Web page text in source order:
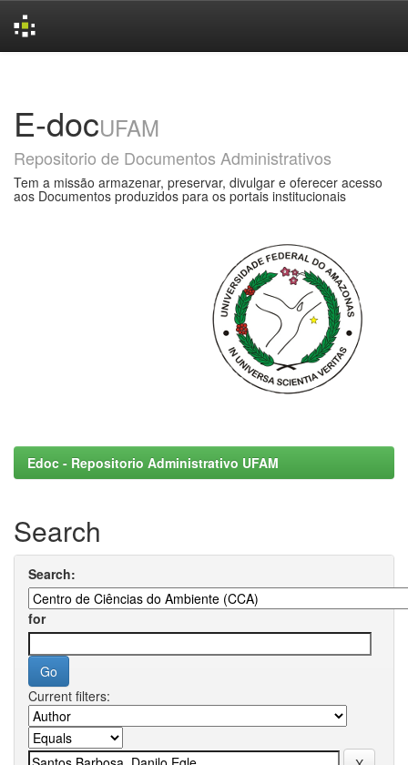
E-docUFAM
Repositorio de Documentos Administrativos
Tem a missão armazenar, preservar, divulgar e oferecer acesso
aos Documentos produzidos para os portais institucionais
Edoc - Repositorio Administrativo UFAM
Search
Search:
for
Current filters: